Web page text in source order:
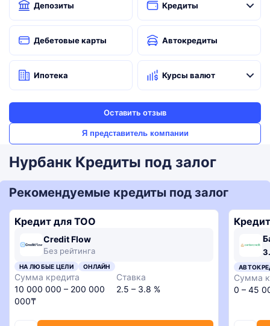
Депозиты Кредиты
Дебетовые карты Автокредиты
Ипотека Курсы валют
Оставить отзыв
Я представитель компании
Нурбанк Кредиты под залог
Рекомендуемые кредиты под залог
Кредит для ТОО
Credit Flow
Без рейтинга
НА ЛЮБЫЕ ЦЕЛИ ОНЛАЙН
Сумма кредита
10 000 000 – 200 000
000₸
Ставка
2.5 – 3.8 %
Сумма
0 – 45
rating
rating